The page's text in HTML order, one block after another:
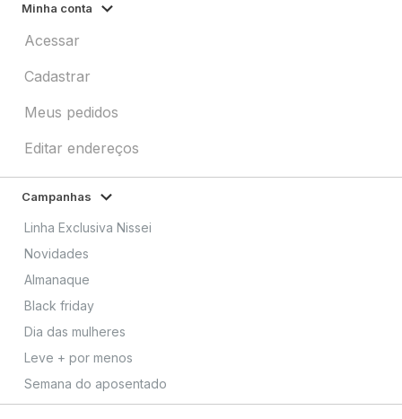
Minha conta
Acessar
Cadastrar
Meus pedidos
Editar endereços
Campanhas
Linha Exclusiva Nissei
Novidades
Almanaque
Black friday
Dia das mulheres
Leve + por menos
Semana do aposentado